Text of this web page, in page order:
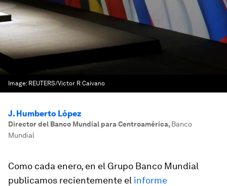
Image: REUTERS/Victor R Caivano
J. Humberto López
Director del Banco Mundial para Centroamérica, Banco
Mundial
Como cada enero, en el Grupo Banco Mundial
publicamos recientemente el informe